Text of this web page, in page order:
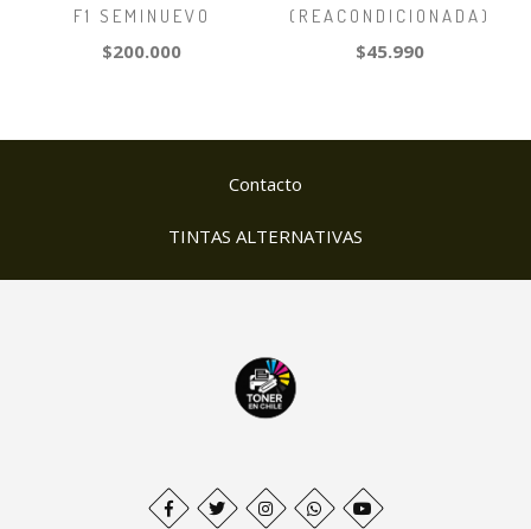
F1 SEMINUEVO
$200.000
(REACONDICIONADA)
$45.990
Contacto
TINTAS ALTERNATIVAS